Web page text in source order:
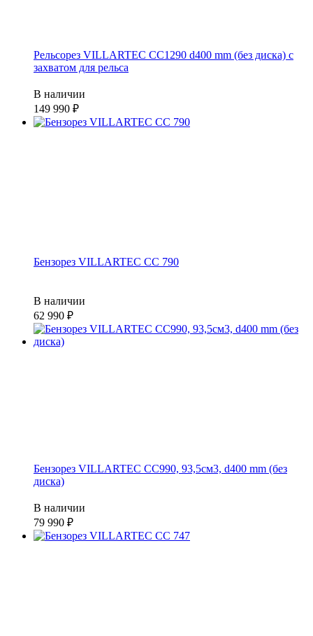
Рельсорез VILLARTEC СС1290 d400 mm (без диска) с
захватом для рельса
В наличии
149 990
Бензорез VILLARTEC CC 790
В наличии
62 990
Бензорез VILLARTEC СС990, 93,5см3, d400 mm (без
диска)
В наличии
79 990